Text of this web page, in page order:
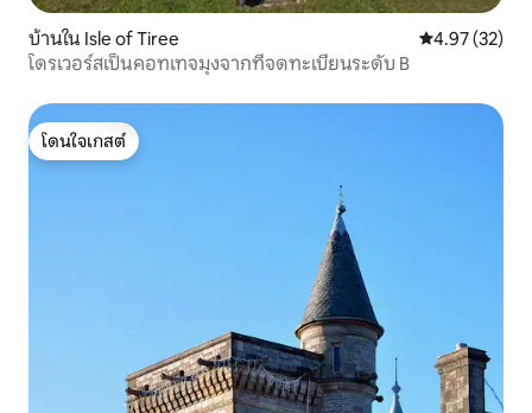
บ้านใน Isle of Tiree คะแนนเฉลี่ย
4.97 (32)
โดรเวอร์สเป็นคอทเทจมุงจากที่จดทะเบียนระดับ B
โดนใจเกสต์
โดนใจเกสต์